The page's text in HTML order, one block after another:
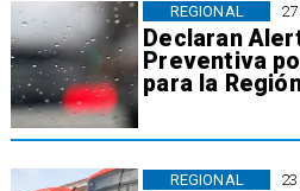
Declaran
Preventiva
para la
REGIONAL
REGIONAL